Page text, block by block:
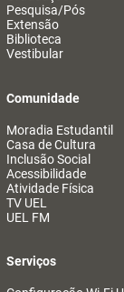
Pesquisa/Pós
Extensão
Biblioteca
Vestibular
Comunidade
Moradia Estudantil
Casa de Cultura
Inclusão Social
Acessibilidade
Atividade Física
TV UEL
UEL FM
Serviços